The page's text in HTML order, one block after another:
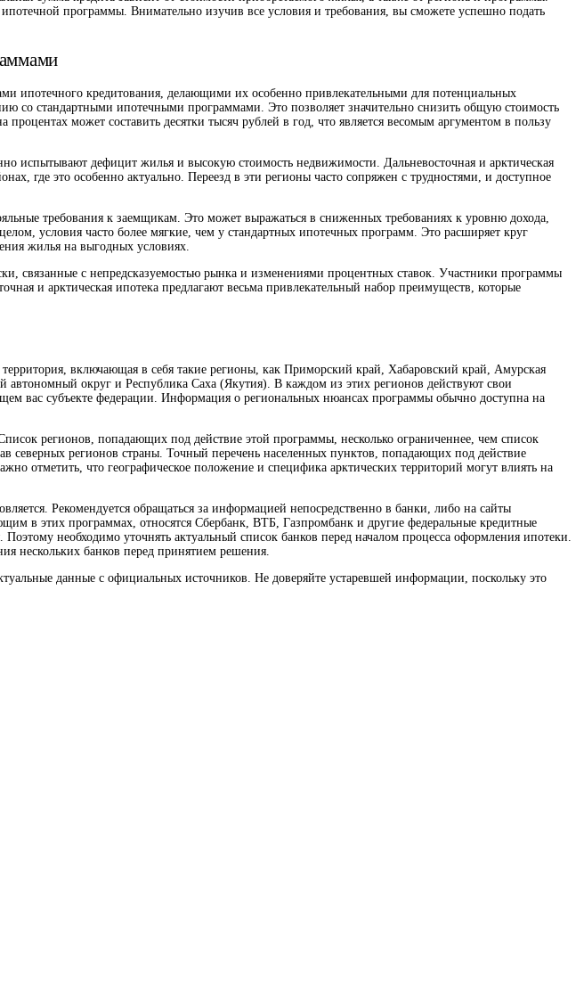
программы. Внимательно изучив все условия и требования, вы сможете успешно подать
ипотечного кредитования, делающими их особенно привлекательными для потенциальных
со стандартными ипотечными программами. Это позволяет значительно снизить общую стоимость
может составить десятки тысяч рублей в год, что является весомым аргументом в пользу
испытывают дефицит жилья и высокую стоимость недвижимости. Дальневосточная и арктическая
где это особенно актуально. Переезд в эти регионы часто сопряжен с трудностями, и доступное
требования к заемщикам. Это может выражаться в сниженных требованиях к уровню дохода,
условия часто более мягкие, чем у стандартных ипотечных программ. Это расширяет круг
жилья на выгодных условиях.
связанные с непредсказуемостью рынка и изменениями процентных ставок. Участники программы
и арктическая ипотека предлагают весьма привлекательный набор преимуществ, которые
включающая в себя такие регионы, как Приморский край, Хабаровский край, Амурская
автономный округ и Республика Саха (Якутия). В каждом из этих регионов действуют свои
вас субъекте федерации. Информация о региональных нюансах программы обычно доступна на
регионов, попадающих под действие этой программы, несколько ограниченнее, чем список
северных регионов страны. Точный перечень населенных пунктов, попадающих под действие
что географическое положение и специфика арктических территорий могут влиять на
Рекомендуется обращаться за информацией непосредственно в банки, либо на сайты
в этих программах, относятся Сбербанк, ВТБ, Газпромбанк и другие федеральные кредитные
необходимо уточнять актуальный список банков перед началом процесса оформления ипотеки.
нескольких банков перед принятием решения.
данные с официальных источников. Не доверяйте устаревшей информации, поскольку это